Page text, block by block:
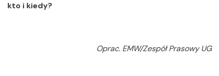
kto i kiedy?
Oprac. EMW/Zespół Prasowy UG